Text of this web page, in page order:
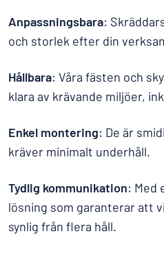
Anpassningsbara:
och storlek efter din
Hållbara: Våra fästen och
klara av krävande miljöer,
Enkel montering: De är
kräver minimalt underhåll.
Tydlig kommunikation: Med
lösning som garanterar att
synlig från flera håll.